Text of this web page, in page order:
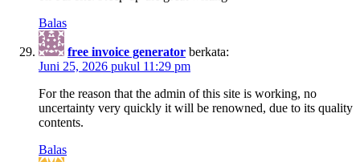
Balas
free invoice generator berkata:
Juni 25, 2026 pukul 11:29 pm
For the reason that the admin of this site is working, no
uncertainty very quickly it will be renowned, due to its quality
contents.
Balas